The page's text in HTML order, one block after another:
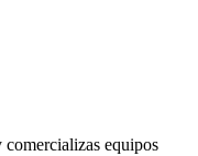
comercializas equipos